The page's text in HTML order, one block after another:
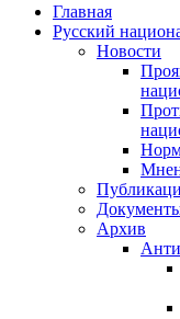
Главная
Русский
Новости
Архив